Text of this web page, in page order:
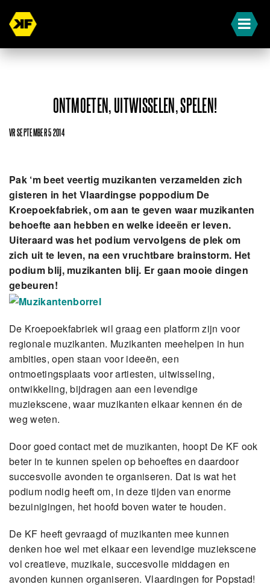
ONTMOETEN, UITWISSELEN, SPELEN!
VR SEPTEMBER 5 2014
Pak ‘m beet veertig muzikanten verzamelden zich
gisteren in het Vlaardingse poppodium De
Kroepoekfabriek, om aan te geven waar muzikanten
behoefte aan hebben en welke ideeën er leven.
Uiteraard was het podium vervolgens de plek om
zich uit te leven, na een vruchtbare brainstorm. Het
podium blij, muzikanten blij. Er gaan mooie dingen
gebeuren!
De Kroepoekfabriek wil graag een platform zijn voor
regionale muzikanten. Muzikanten meehelpen in hun
ambities, open staan voor ideeën, een
ontmoetingsplaats voor artiesten, uitwisseling,
ontwikkeling, bijdragen aan een levendige
muziekscene, waar muzikanten elkaar kennen én de
weg weten.
Door goed contact met de muzikanten, hoopt De KF ook
beter in te kunnen spelen op behoeftes en daardoor
succesvolle avonden te organiseren. Dat is wat het
podium nodig heeft om, in deze tijden van enorme
bezuinigingen, het hoofd boven water te houden.
De KF heeft gevraagd of muzikanten mee kunnen
denken hoe wel met elkaar een levendige muziekscene
vol creatieve, muzikale, succesvolle middagen en
avonden kunnen organiseren. Vlaardingen for Popstad!